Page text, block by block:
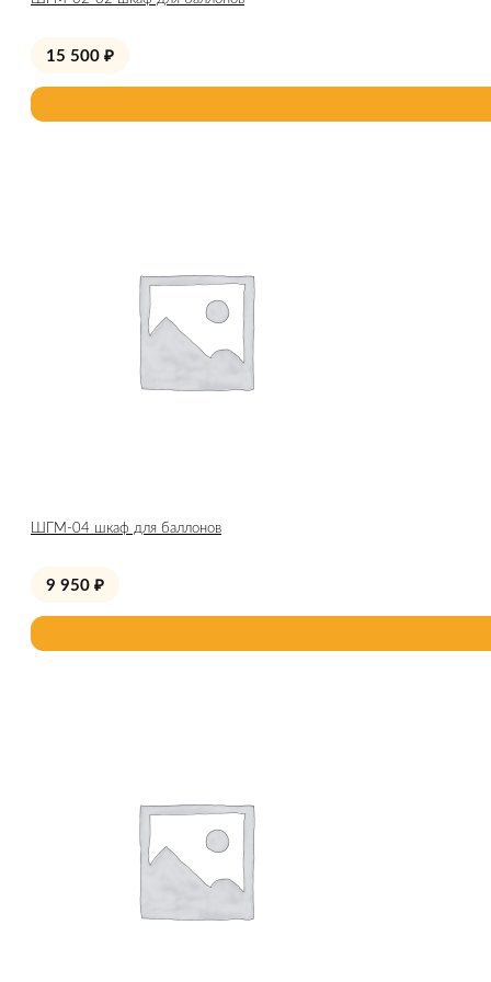
15 500 ₽
ШГМ-04 шкаф для баллонов
9 950 ₽